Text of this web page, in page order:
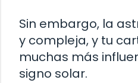
Sin embargo, la
y compleja, y tu
muchas más
signo solar.